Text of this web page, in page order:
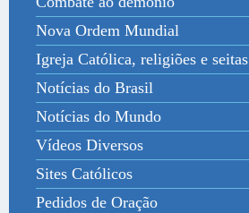
Nova Ordem Mundial
Igreja Católica, religiões e seitas
Notícias do Brasil
Notícias do Mundo
Vídeos Diversos
Sites Católicos
Pedidos de Oração